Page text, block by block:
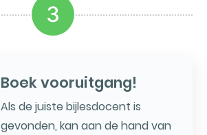
3
Boek vooruitgang!
Als de juiste bijlesdocent is
gevonden, kan aan de hand van